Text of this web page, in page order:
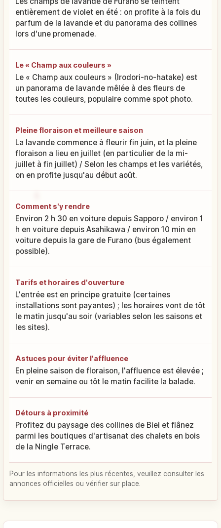
entièrement de violet en été : on profite à la fois du
parfum de la lavande et du panorama des collines
lors d'une promenade.
Le « Champ aux couleurs »
Le « Champ aux couleurs » (Irodori-no-hatake) est
un panorama de lavande mêlée à des fleurs de
toutes les couleurs, populaire comme spot photo.
Pleine floraison et meilleure saison
La lavande commence à fleurir fin juin, et la pleine
floraison a lieu en juillet (en particulier de la mi-
juillet à fin juillet) / Selon les champs et les variétés,
on en profite jusqu'au début août.
Comment s'y rendre
Environ 2 h 30 en voiture depuis Sapporo / environ 1
h en voiture depuis Asahikawa / environ 10 min en
voiture depuis la gare de Furano (bus également
possible).
Tarifs et horaires d'ouverture
L'entrée est en principe gratuite (certaines
installations sont payantes) ; les horaires vont de tôt
le matin jusqu'au soir (variables selon les saisons et
les sites).
Astuces pour éviter l'affluence
En pleine saison de floraison, l'affluence est élevée ;
venir en semaine ou tôt le matin facilite la balade.
Détours à proximité
Profitez du paysage des collines de Biei et flânez
parmi les boutiques d'artisanat des chalets en bois
de la Ningle Terrace.
Pour les informations les plus récentes, veuillez consulter les
annonces officielles ou vérifier sur place.